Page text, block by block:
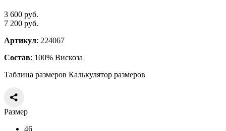
3 600 руб.
7 200 руб.
Артикул: 224067
Состав: 100% Вискоза
Таблица размеров Калькулятор размеров
Размер
46